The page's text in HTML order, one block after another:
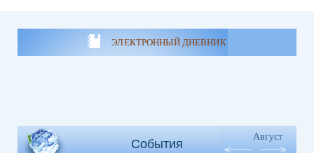
ЭЛЕКТРОННЫЙ ДНЕВНИК
События
Август